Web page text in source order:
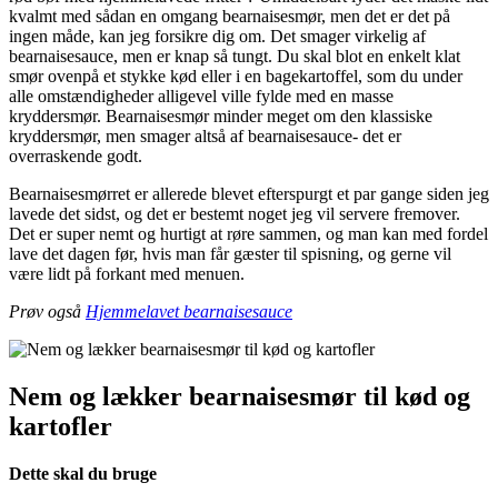
kvalmt med sådan en omgang bearnaisesmør, men det er det på
ingen måde, kan jeg forsikre dig om. Det smager virkelig af
bearnaisesauce, men er knap så tungt. Du skal blot en enkelt klat
smør ovenpå et stykke kød eller i en bagekartoffel, som du under
alle omstændigheder alligevel ville fylde med en masse
kryddersmør. Bearnaisesmør minder meget om den klassiske
kryddersmør, men smager altså af bearnaisesauce- det er
overraskende godt.
Bearnaisesmørret er allerede blevet efterspurgt et par gange siden jeg
lavede det sidst, og det er bestemt noget jeg vil servere fremover.
Det er super nemt og hurtigt at røre sammen, og man kan med fordel
lave det dagen før, hvis man får gæster til spisning, og gerne vil
være lidt på forkant med menuen.
Prøv også Hjemmelavet bearnaisesauce
Nem og lækker bearnaisesmør til kød og
kartofler
Dette skal du bruge